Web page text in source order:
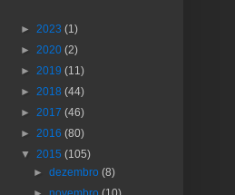
► 2023 (1)
► 2020 (2)
► 2019 (11)
► 2018 (44)
► 2017 (46)
► 2016 (80)
▼ 2015 (105)
►dezembro(8)